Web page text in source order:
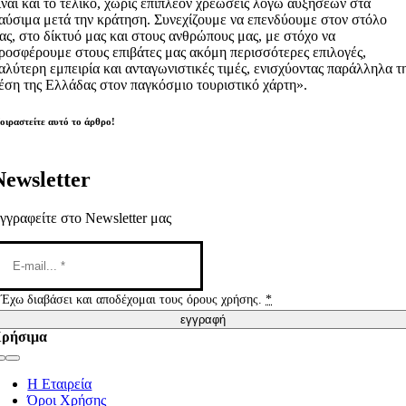
και το τελικό, χωρίς επιπλέον χρεώσεις λόγω αυξήσεων στα
μετά την κράτηση. Συνεχίζουμε να επενδύουμε στον στόλο
στο δίκτυό μας και στους ανθρώπους μας, με στόχο να
στους επιβάτες μας ακόμη περισσότερες επιλογές,
εμπειρία και ανταγωνιστικές τιμές, ενισχύοντας παράλληλα
της Ελλάδας στον παγκόσμιο τουριστικό χάρτη».
αυτό το άρθρο!
στο Newsletter μας
Έχω διαβάσει και αποδέχομαι τους όρους χρήσης.*
εγγραφή
Η Εταιρεία
Όροι Χρήσης